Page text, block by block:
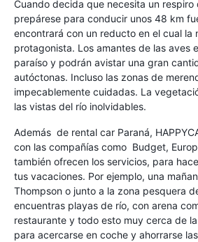
Cuando decida que necesita un respiro
prepárese para conducir unos 48 km
encontrará con un reducto en el cual la
protagonista. Los amantes de las aves
paraíso y podrán avistar una gran
autóctonas. Incluso las zonas de
impecablemente cuidadas. La
las vistas del río inolvidables.
Además de rental car Paraná,
con las compañías como Budget,
también ofrecen los servicios, para
tus vacaciones. Por ejemplo, una
Thompson o junto a la zona pesquera
encuentras playas de río, con arena
restaurante y todo esto muy cerca de
para acercarse en coche y ahorrarse